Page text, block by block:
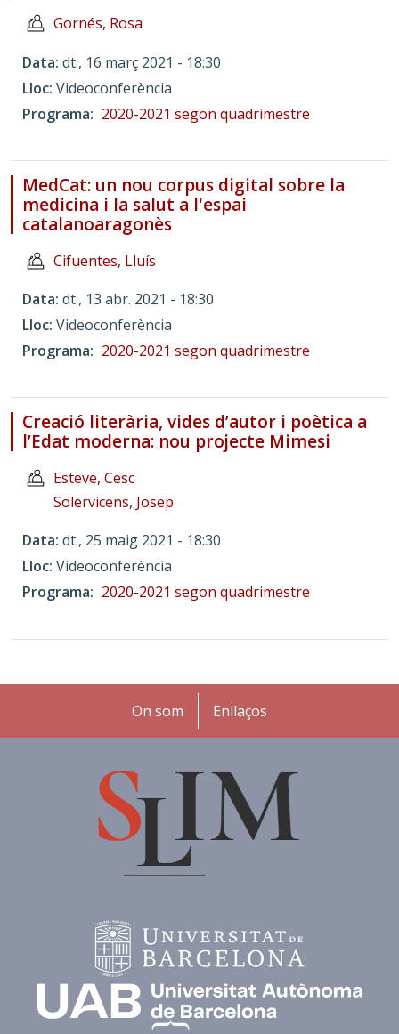
Gornés, Rosa
Data dt., 16 març 2021 - 18:30
Lloc Videoconferència
Programa
2020-2021 segon quadrimestre
MedCat: un nou corpus digital sobre la
medicina i la salut a l'espai
catalanoaragonès
Cifuentes, Lluís
Data dt., 13 abr. 2021 - 18:30
Lloc Videoconferència
Programa
2020-2021 segon quadrimestre
Creació literària, vides d’autor i poètica a
l’Edat moderna: nou projecte Mimesi
Esteve, Cesc
Solervicens, Josep
Data dt., 25 maig 2021 - 18:30
Lloc Videoconferència
Programa
2020-2021 segon quadrimestre
Peu
On som Enllaços